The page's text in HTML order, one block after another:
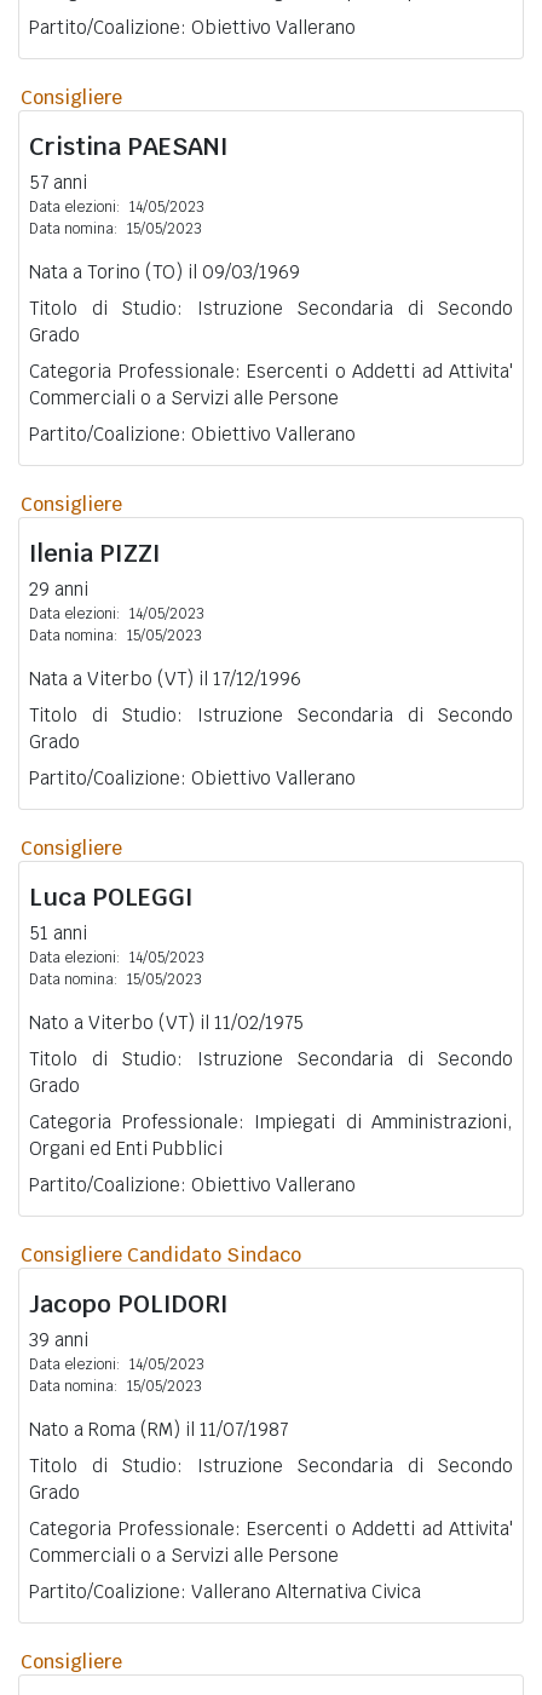
Partito/Coalizione: Obiettivo Vallerano
Consigliere
Cristina PAESANI
57 anni
Data elezioni: 14/05/2023
Data nomina: 15/05/2023
Nata a Torino (TO) il 09/03/1969
Titolo di Studio: Istruzione Secondaria di Secondo
Grado
Categoria Professionale: Esercenti o Addetti ad Attivita'
Commerciali o a Servizi alle Persone
Partito/Coalizione: Obiettivo Vallerano
Consigliere
Ilenia PIZZI
29 anni
Data elezioni: 14/05/2023
Data nomina: 15/05/2023
Nata a Viterbo (VT) il 17/12/1996
Titolo di Studio: Istruzione Secondaria di Secondo
Grado
Partito/Coalizione: Obiettivo Vallerano
Consigliere
Luca POLEGGI
51 anni
Data elezioni: 14/05/2023
Data nomina: 15/05/2023
Nato a Viterbo (VT) il 11/02/1975
Titolo di Studio: Istruzione Secondaria di Secondo
Grado
Categoria Professionale: Impiegati di Amministrazioni,
Organi ed Enti Pubblici
Partito/Coalizione: Obiettivo Vallerano
Consigliere Candidato Sindaco
Jacopo POLIDORI
39 anni
Data elezioni: 14/05/2023
Data nomina: 15/05/2023
Nato a Roma (RM) il 11/07/1987
Titolo di Studio: Istruzione Secondaria di Secondo
Grado
Categoria Professionale: Esercenti o Addetti ad Attivita'
Commerciali o a Servizi alle Persone
Partito/Coalizione: Vallerano Alternativa Civica
Consigliere